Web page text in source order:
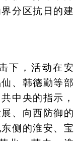
分区抗日的建
，活动在安
、韩德勤等部
中央的指示，
、向西防御的
侧的淮安、宝